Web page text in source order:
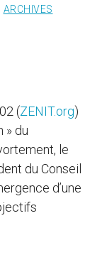
ARCHIVES
(ZENIT.org)
» du
le
du Conseil
d’une